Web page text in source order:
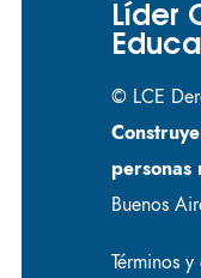
Líder
© LCE
personas
Buenos
Términos